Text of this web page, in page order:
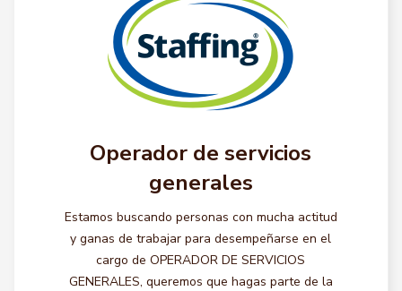
Operador de servicios
generales
Estamos buscando personas con mucha actitud
y ganas de trabajar para desempeñarse en el
cargo de OPERADOR DE SERVICIOS
GENERALES, queremos que hagas parte de la